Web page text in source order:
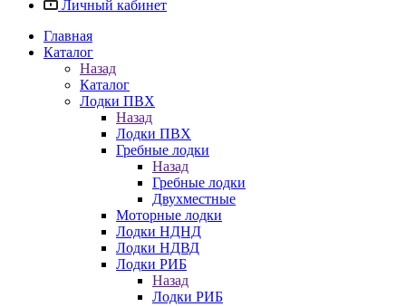
Личный кабинет
Главная
Каталог
Назад
Каталог
Лодки ПВХ
Назад
Лодки ПВХ
Гребные лодки
Назад
Гребные лодки
Двухместные
Моторные лодки
Лодки НДНД
Лодки НДВД
Лодки РИБ
Назад
Лодки РИБ